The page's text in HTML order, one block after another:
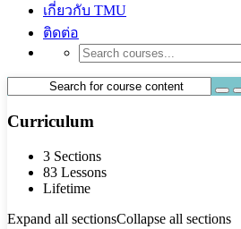
เกี่ยวกับ TMU
ติดต่อ
Curriculum
3 Sections
83 Lessons
Lifetime
Expand all sectionsCollapse all sections